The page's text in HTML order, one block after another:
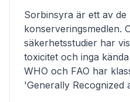
Sorbinsyra är ett av
konserveringsmedlen.
säkerhetsstudier har
toxicitet och inga
WHO och FAO har
'Generally Recognized